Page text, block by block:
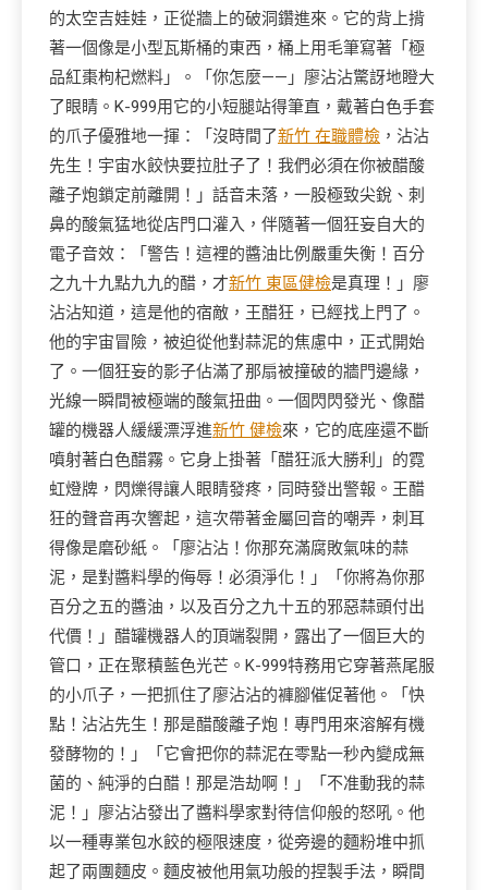
的太空吉娃娃，正從牆上的破洞鑽進來。它的背上揹
著一個像是小型瓦斯桶的東西，桶上用毛筆寫著「極
品紅棗枸杞燃料」。「你怎麼——」廖沾沾驚訝地瞪大
了眼睛。K-999用它的小短腿站得筆直，戴著白色手套
的爪子優雅地一揮：「沒時間了新竹 在職體檢 ，沾沾
先生！宇宙水餃快要拉肚子了！我們必須在你被醋酸
離子炮鎖定前離開！」話音未落，一股極致尖銳、刺
鼻的酸氣猛地從店門口灌入，伴隨著一個狂妄自大的
電子音效：「警告！這裡的醬油比例嚴重失衡！百分
之九十九點九九的醋，才新竹 東區健檢是真理！」廖
沾沾知道，這是他的宿敵，王醋狂，已經找上門了。
他的宇宙冒險，被迫從他對蒜泥的焦慮中，正式開始
了。一個狂妄的影子佔滿了那扇被撞破的牆門邊緣，
光線一瞬間被極端的酸氣扭曲。一個閃閃發光、像醋
罐的機器人緩緩漂浮進新竹 健檢來，它的底座還不斷
噴射著白色醋霧。它身上掛著「醋狂派大勝利」的霓
虹燈牌，閃爍得讓人眼睛發疼，同時發出警報。王醋
狂的聲音再次響起，這次帶著金屬回音的嘲弄，刺耳
得像是磨砂紙。「廖沾沾！你那充滿腐敗氣味的蒜
泥，是對醬料學的侮辱！必須淨化！」「你將為你那
百分之五的醬油，以及百分之九十五的邪惡蒜頭付出
代價！」醋罐機器人的頂端裂開，露出了一個巨大的
管口，正在聚積藍色光芒。K-999特務用它穿著燕尾服
的小爪子，一把抓住了廖沾沾的褲腳催促著他。「快
點！沾沾先生！那是醋酸離子炮！專門用來溶解有機
發酵物的！」「它會把你的蒜泥在零點一秒內變成無
菌的、純淨的白醋！那是浩劫啊！」「不准動我的蒜
泥！」廖沾沾發出了醬料學家對待信仰般的怒吼。他
以一種專業包水餃的極限速度，從旁邊的麵粉堆中抓
起了兩團麵皮。麵皮被他用氣功般的捏製手法，瞬間